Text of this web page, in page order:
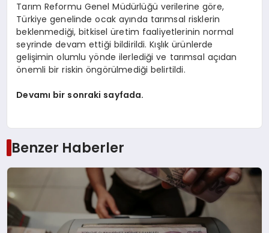
Tarım Reformu Genel Müdürlüğü verilerine göre,
Türkiye genelinde ocak ayında tarımsal risklerin
beklenmediği, bitkisel üretim faaliyetlerinin normal
seyrinde devam ettiği bildirildi. Kışlık ürünlerde
gelişimin olumlu yönde ilerlediği ve tarımsal açıdan
önemli bir riskin öngörülmediği belirtildi.
Devamı bir sonraki sayfada.
Benzer Haberler